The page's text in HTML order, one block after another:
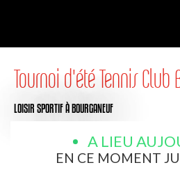
Tournoi d'été Tennis
LOISIR SPORTIFÀ BOURGANEUF
A LIEU
EN CE MOMENT